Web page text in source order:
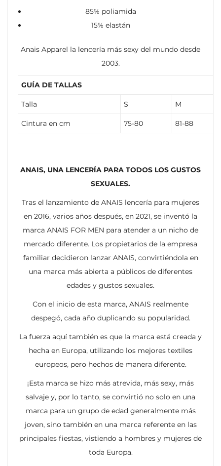
85% poliamida
15% elastán
Anais Apparel la lencería más sexy del mundo desde
2003.
GUÍA DE TALLAS
Talla S M
Cintura en cm 75-80 81-88
ANAIS, UNA LENCERÍA PARA TODOS LOS GUSTOS
SEXUALES.
Tras el lanzamiento de ANAIS lencería para mujeres
en 2016, varios años después, en 2021, se inventó la
marca ANAIS FOR MEN para atender a un nicho de
mercado diferente. Los propietarios de la empresa
familiar decidieron lanzar ANAIS, convirtiéndola en
una marca más abierta a públicos de diferentes
edades y gustos sexuales.
Con el inicio de esta marca, ANAIS realmente
despegó, cada año duplicando su popularidad.
La fuerza aquí también es que la marca está creada y
hecha en Europa, utilizando los mejores textiles
europeos, pero hechos de manera diferente.
¡Esta marca se hizo más atrevida, más sexy, más
salvaje y, por lo tanto, se convirtió no solo en una
marca para un grupo de edad generalmente más
joven, sino también en una marca referente en las
principales fiestas, vistiendo a hombres y mujeres de
toda Europa.